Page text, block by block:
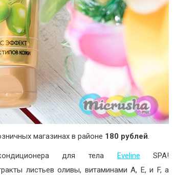
магазинах в районе 180 рублей.
для тела Eveline SPA!
листьев оливы, витаминами А, Е, и F, а